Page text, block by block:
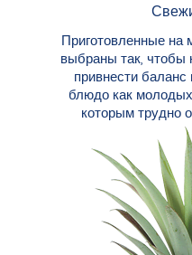
Приготовленные
выбраны так, чтобы
привнести
блюдо как
которым трудно